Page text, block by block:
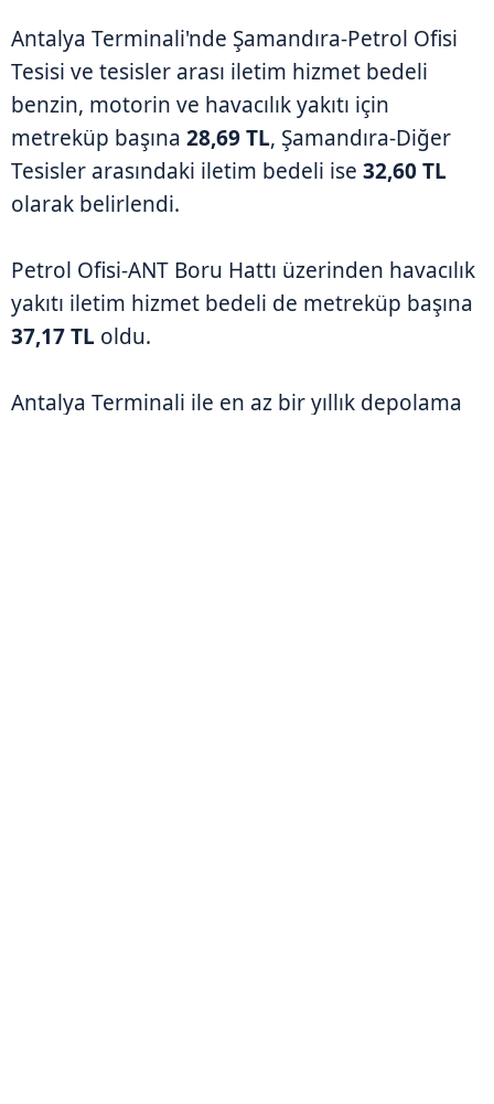
Antalya Terminali'nde Şamandıra-Petrol Ofisi
Tesisi ve tesisler arası iletim hizmet bedeli
benzin, motorin ve havacılık yakıtı için
metreküp başına 28,69 TL, Şamandıra-Diğer
Tesisler arasındaki iletim bedeli ise 32,60 TL
olarak belirlendi.
Petrol Ofisi-ANT Boru Hattı üzerinden havacılık
yakıtı iletim hizmet bedeli de metreküp başına
37,17 TL oldu.
Antalya Terminali ile en az bir yıllık depolama